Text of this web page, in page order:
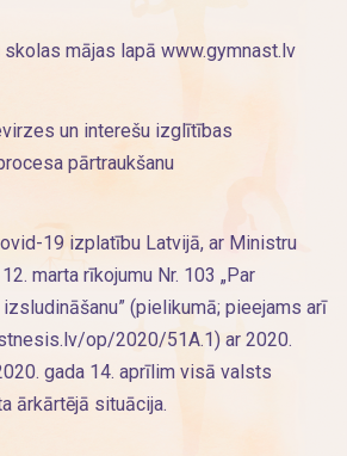
mājas lapā www.gymnast.lv
un interešu izglītības
pārtraukšanu
19 izplatību Latvijā, ar Ministru
marta rīkojumu Nr. 103 „Par
(pielikumā; pieejams arī
op/2020/51A.1) ar 2020.
gada 14. aprīlim visā valsts
ārkārtējā situācija.